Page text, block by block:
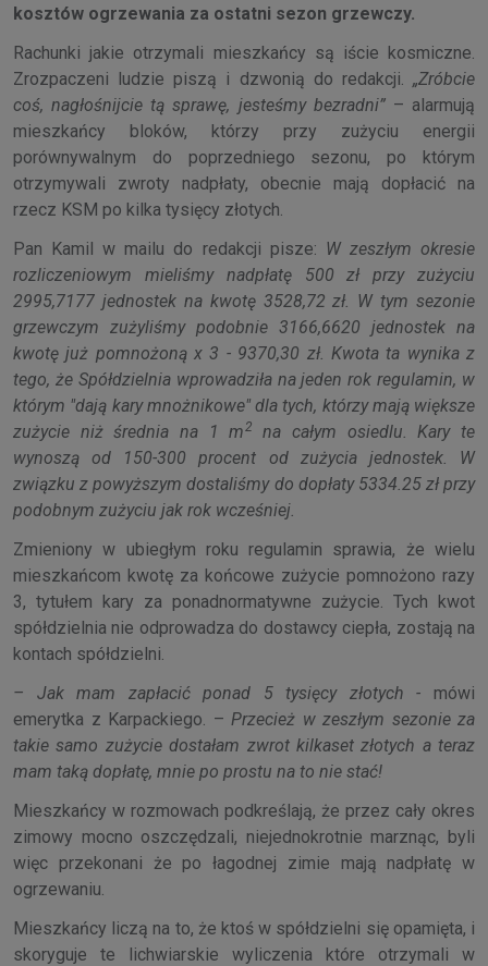
kosztów ogrzewania za ostatni sezon grzewczy.
Rachunki jakie otrzymali mieszkańcy są iście kosmiczne.
Zrozpaczeni ludzie piszą i dzwonią do redakcji. „Zróbcie
coś, nagłośnijcie tą sprawę, jesteśmy bezradni”– alarmują
mieszkańcy bloków, którzy przy zużyciu energii
porównywalnym do poprzedniego sezonu, po którym
otrzymywali zwroty nadpłaty, obecnie mają dopłacić na
rzecz KSM po kilka tysięcy złotych.
Pan Kamil w mailu do redakcji pisze: W zeszłym okresie
rozliczeniowym mieliśmy nadpłatę 500 zł przy zużyciu
2995,7177 jednostek na kwotę 3528,72 zł. W tym sezonie
grzewczym zużyliśmy podobnie 3166,6620 jednostek na
kwotę już pomnożoną x 3 - 9370,30 zł. Kwota ta wynika z
tego, że Spółdzielnia wprowadziła na jeden rok regulamin, w
którym "dają kary mnożnikowe" dla tych, którzy mają większe
zużycie niż średnia na 1 m 2
na całym osiedlu. Kary te
wynoszą od 150-300 procent od zużycia jednostek. W
związku z powyższym dostaliśmy do dopłaty 5334.25 zł przy
podobnym zużyciu jak rok wcześniej.
Zmieniony w ubiegłym roku regulamin sprawia, że wielu
mieszkańcom kwotę za końcowe zużycie pomnożono razy
3, tytułem kary za ponadnormatywne zużycie. Tych kwot
spółdzielnia nie odprowadza do dostawcy ciepła, zostają na
kontach spółdzielni.
– Jak mam zapłacić ponad 5 tysięcy złotych - mówi
emerytka z Karpackiego. – Przecież w zeszłym sezonie za
takie samo zużycie dostałam zwrot kilkaset złotych a teraz
mam taką dopłatę, mnie po prostu na to nie stać!
Mieszkańcy w rozmowach podkreślają, że przez cały okres
zimowy mocno oszczędzali, niejednokrotnie marznąc, byli
więc przekonani że po łagodnej zimie mają nadpłatę w
ogrzewaniu.
Mieszkańcy liczą na to, że ktoś w spółdzielni się opamięta, i
skoryguje te lichwiarskie wyliczenia które otrzymali w